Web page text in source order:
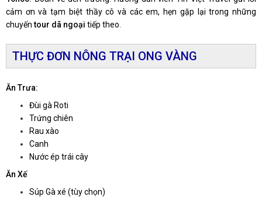
cảm ơn và tạm biệt thầy cô và các em, hẹn gặp lại trong những
chuyếntour dã ngoại tiếp theo.
THỰC ĐƠN NÔNG TRẠI ONG VÀNG
Ăn Trưa:
Đùi gà Roti
Trứng chiên
Rau xào
Canh
Nước ép trái cây
Ăn Xế
Súp Gà xé (tùy chọn)